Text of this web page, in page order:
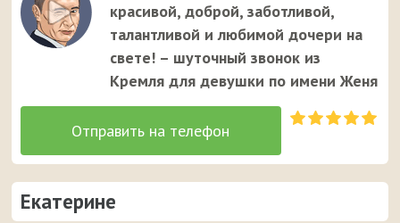
красивой, доброй, заботливой,
талантливой и любимой дочери на
свете! – шуточный звонок из
Кремля для девушки по имени Женя
Екатерине